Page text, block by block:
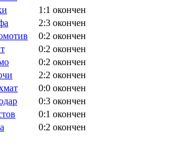
1:1 окончен
2:3 окончен
0:2 окончен
0:2 окончен
0:2 окончен
2:2 окончен
0:0 окончен
0:3 окончен
0:1 окончен
0:2 окончен